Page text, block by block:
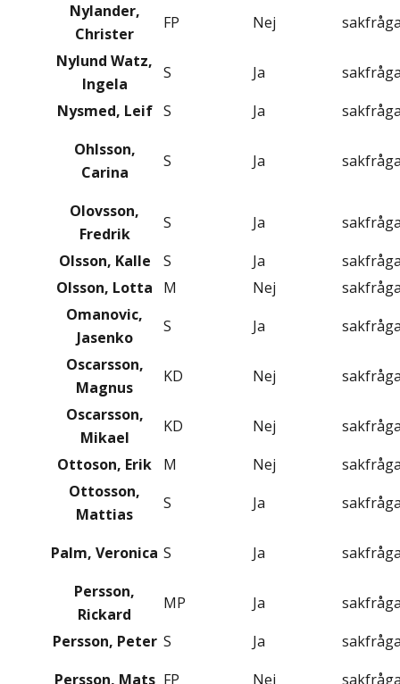
Nylander,
Christer
FP Nej
Nylund Watz,
Ingela
S Ja
Nysmed, Leif S Ja
Ohlsson,
Carina
S Ja
Olovsson,
Fredrik
S Ja
Olsson, Kalle
S Ja
Olsson, Lotta
M Nej
Omanovic,
Jasenko
S Ja
Oscarsson,
Magnus
KD Nej
Oscarsson,
Mikael
KD Nej
Ottoson, Erik
M Nej
Ottosson,
Mattias
S Ja
Palm, Veronica S Ja
Persson,
Rickard
MP Ja
Persson, Peter S Ja
Persson, Mats FP Nej